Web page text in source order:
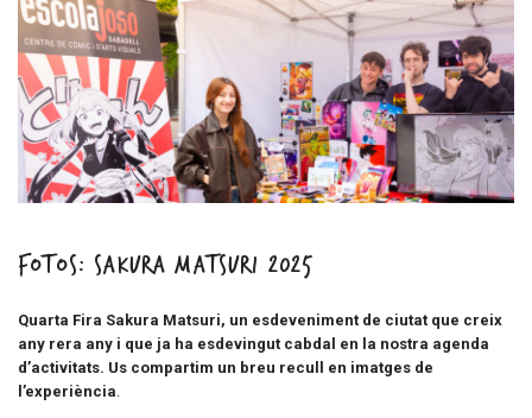
FOTOS: Sakura Matsuri 2025
Quarta Fira Sakura Matsuri, un esdeveniment de ciutat que creix
any rera any i que ja ha esdevingut cabdal en la nostra agenda
d’activitats. Us compartim un breu recull en imatges de
l’experiència.